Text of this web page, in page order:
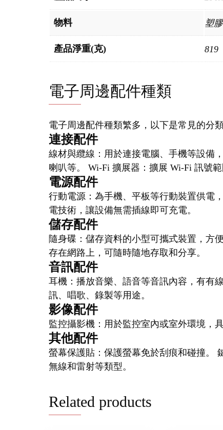
物料 塑膠
產品淨重(克) 819
電子周邊配件種類
電子周邊配件種類繁多，以下是常見的分類
連接配件
線材與纜線：用於連接電腦、手機等設備
喇叭等。 Wi-Fi 擴展器：擴展 Wi-Fi 訊號範
電源配件
行動電源：為手機、平板等行動裝置供電
電技術，讓設備無需插線即可充電。
儲存配件
隨身碟：儲存資料的小型可攜式裝置，方
存在網路上，可隨時隨地存取和分享。
音訊配件
耳機：播放音樂、語音等音訊內容，有有
訊、唱歌、錄製等用途。
影像配件
監控攝影機：用於監控室內或室外環境，
其他配件
螢幕保護貼：保護螢幕免於刮痕和碰撞。
無線和雷射等類型。
Related products